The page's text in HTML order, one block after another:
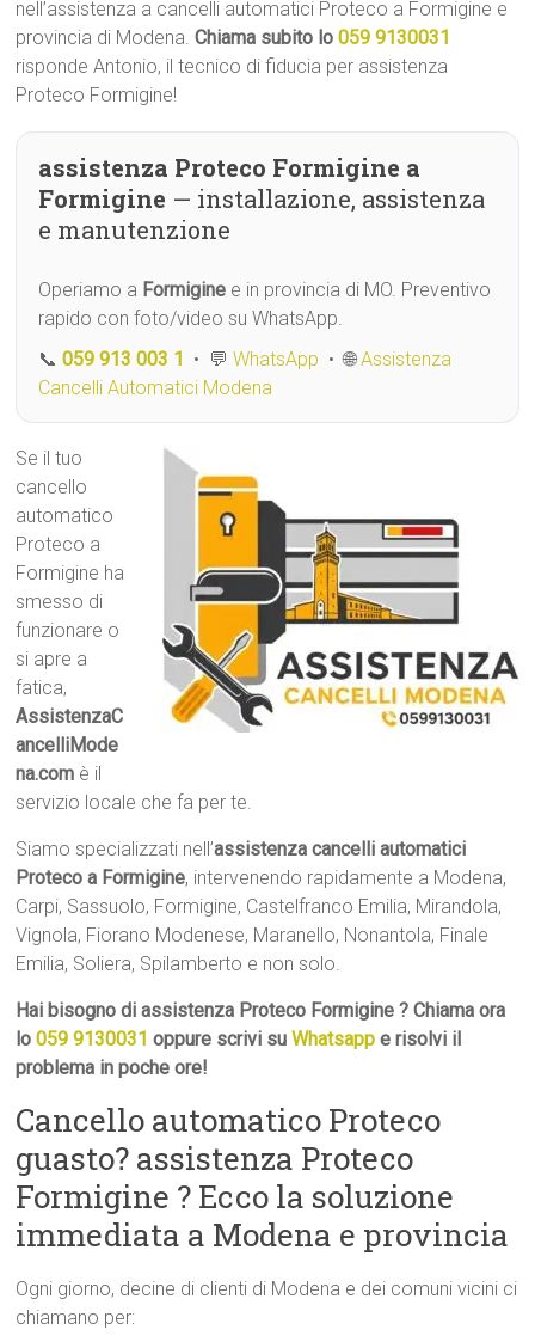
nell’assistenza a cancelli automatici Proteco a Formigine e
provincia di Modena.Chiama subito lo059 9130031
risponde Antonio, il tecnico di fiducia per assistenza
Proteco Formigine!
assistenza Proteco Formigine a
Formigine — installazione, assistenza
e manutenzione
Operiamo a Formigine e in provincia di MO. Preventivo
rapido con foto/video su WhatsApp.
📞059 913 003 1 • 💬WhatsApp • 🌐Assistenza
Cancelli Automatici Modena
Se il tuo
cancello
automatico
Proteco a
Formigine ha
smesso di
funzionare o
si apre a
fatica,
AssistenzaC
ancelliMode
na.com è il
servizio locale che fa per te.
Siamo specializzati nell’assistenza cancelli automatici
Proteco a Formigine, intervenendo rapidamente a Modena,
Carpi, Sassuolo, Formigine, Castelfranco Emilia, Mirandola,
Vignola, Fiorano Modenese, Maranello, Nonantola, Finale
Emilia, Soliera, Spilamberto e non solo.
Hai bisogno di assistenza Proteco Formigine ? Chiama ora
lo059 9130031 oppure scrivi suWhatsapp e risolvi il
problema in poche ore!
Cancello automatico Proteco
guasto? assistenza Proteco
Formigine ? Ecco la soluzione
immediata a Modena e provincia
Ogni giorno, decine di clienti di Modena e dei comuni vicini ci
chiamano per: